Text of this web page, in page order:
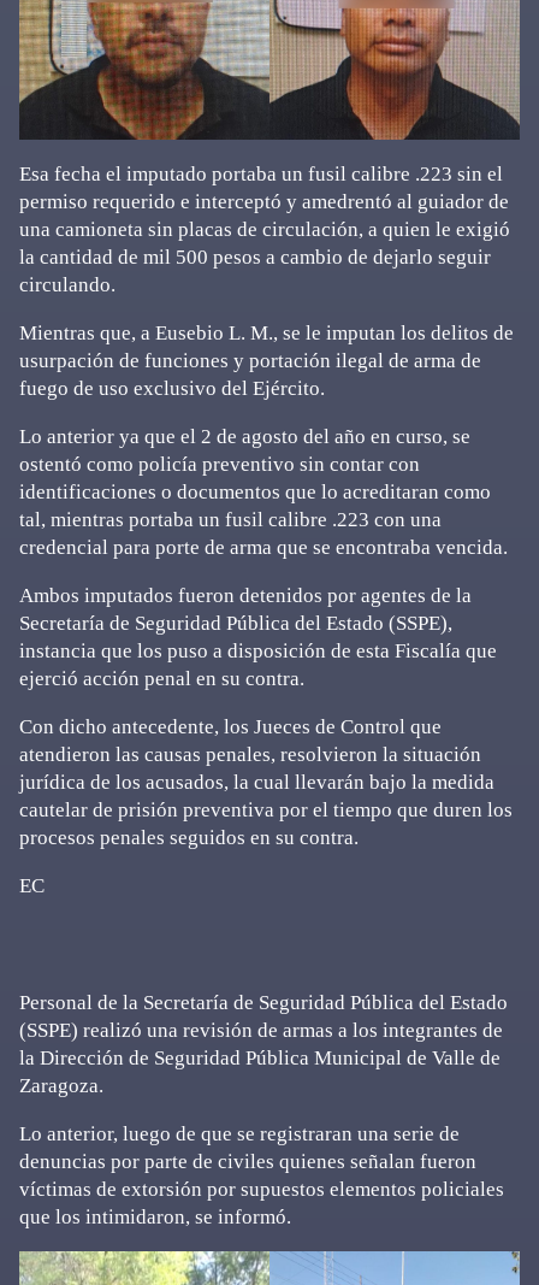
Esa fecha el imputado portaba un fusil calibre .223 sin el
permiso requerido e interceptó y amedrentó al guiador de
una camioneta sin placas de circulación, a quien le exigió
la cantidad de mil 500 pesos a cambio de dejarlo seguir
circulando.
Mientras que, a Eusebio L. M., se le imputan los delitos de
usurpación de funciones y portación ilegal de arma de
fuego de uso exclusivo del Ejército.
Lo anterior ya que el 2 de agosto del año en curso, se
ostentó como policía preventivo sin contar con
identificaciones o documentos que lo acreditaran como
tal, mientras portaba un fusil calibre .223 con una
credencial para porte de arma que se encontraba vencida.
Ambos imputados fueron detenidos por agentes de la
Secretaría de Seguridad Pública del Estado (SSPE),
instancia que los puso a disposición de esta Fiscalía que
ejerció acción penal en su contra.
Con dicho antecedente, los Jueces de Control que
atendieron las causas penales, resolvieron la situación
jurídica de los acusados, la cual llevarán bajo la medida
cautelar de prisión preventiva por el tiempo que duren los
procesos penales seguidos en su contra.
EC
Personal de la Secretaría de Seguridad Pública del Estado
(SSPE) realizó una revisión de armas a los integrantes de
la Dirección de Seguridad Pública Municipal de Valle de
Zaragoza.
Lo anterior, luego de que se registraran una serie de
denuncias por parte de civiles quienes señalan fueron
víctimas de extorsión por supuestos elementos policiales
que los intimidaron, se informó.